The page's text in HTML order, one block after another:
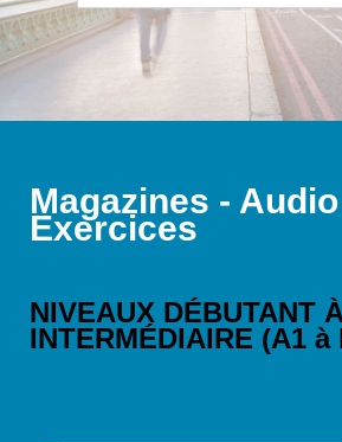
Magazines -
Exercices
NIVEAUX DÉBUTANT
INTERMÉDIAIRE (A1 à